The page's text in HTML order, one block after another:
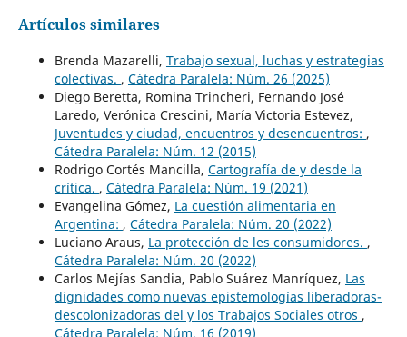
Artículos similares
Brenda Mazarelli, Trabajo sexual, luchas y estrategias
colectivas. , Cátedra Paralela: Núm. 26 (2025)
Diego Beretta, Romina Trincheri, Fernando José
Laredo, Verónica Crescini, María Victoria Estevez,
Juventudes y ciudad, encuentros y desencuentros: ,
Cátedra Paralela: Núm. 12 (2015)
Rodrigo Cortés Mancilla, Cartografía de y desde la
crítica. , Cátedra Paralela: Núm. 19 (2021)
Evangelina Gómez, La cuestión alimentaria en
Argentina: , Cátedra Paralela: Núm. 20 (2022)
Luciano Araus, La protección de les consumidores. ,
Cátedra Paralela: Núm. 20 (2022)
Carlos Mejías Sandia, Pablo Suárez Manríquez, Las
dignidades como nuevas epistemologías liberadoras-
descolonizadoras del y los Trabajos Sociales otros ,
Cátedra Paralela: Núm. 16 (2019)